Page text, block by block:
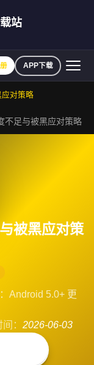
站
APP下载
对策略
不足与被黑应对策略
被黑应对策
Android 5.0+ 更
： 2026-06-03